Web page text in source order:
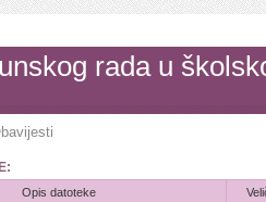
rada u
Opis datoteke